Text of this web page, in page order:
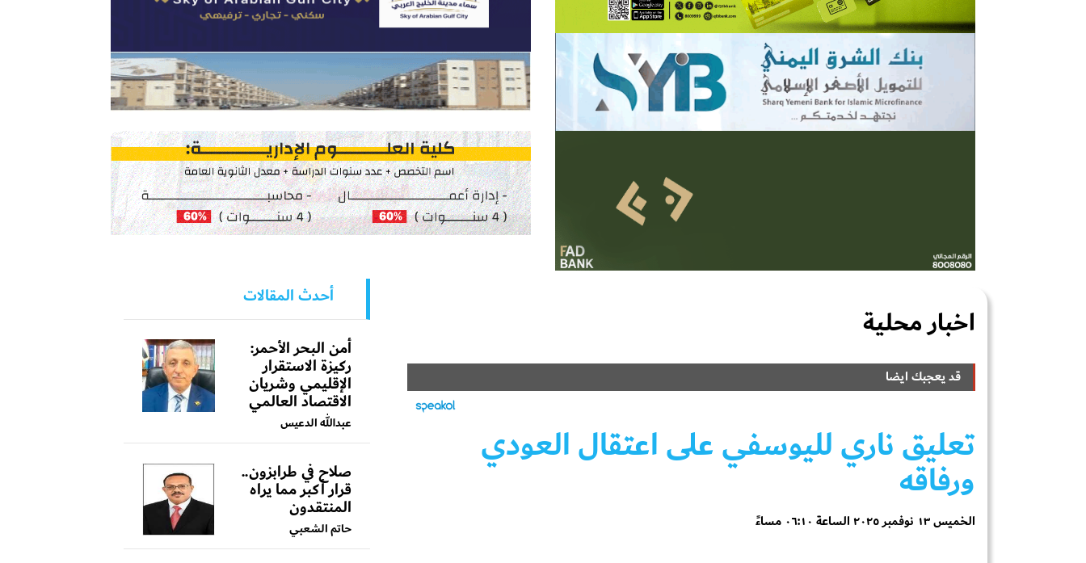
اخبار محلية
قد يعجبك ايضا
تعليق ناري لليوسفي على اعتقال العودي
ورفاقه
الخميس ١٣ نوفمبر ٢٠٢٥ الساعة ٠٦:١٠ مساءً
أحدث المقالات
أمن البحر الأحمر:
ركيزة الاستقرار
الإقليمي وشريان
الاقتصاد العالمي
عبدالله الدعيس
صلاح في طرابزون..
قرار أكبر مما يراه
المنتقدون
حاتم الشعبي